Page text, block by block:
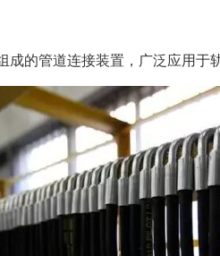
的管道连接装置，广泛应用于